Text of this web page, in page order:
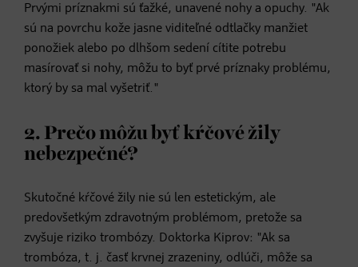
Prvými príznakmi sú ťažké, unavené nohy a opuchy. "Ak
sú na povrchu kože jasne viditeľné odtlačky manžiet
ponožiek alebo po dlhšom sedení cítite potrebu
masírovať si nohy, môžu to byť prvé príznaky problému,
ktorý by sa mal vyšetriť."
2. Prečo môžu byť kŕčové žily
nebezpečné?
Skutočné kŕčové žily nie sú len estetickým, ale
predovšetkým zdravotným problémom, pretože sa
zvyšuje riziko trombózy. Doktorka Kiprov: "Ak sa
trombóza, t. j. časť krvnej zrazeniny, odlúči, môže sa